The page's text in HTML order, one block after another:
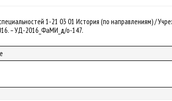
1-21 03 01 История (по направлениям) /
– УД-2016_ФаМИ_д/о-147.